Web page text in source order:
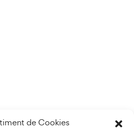
de Cookies